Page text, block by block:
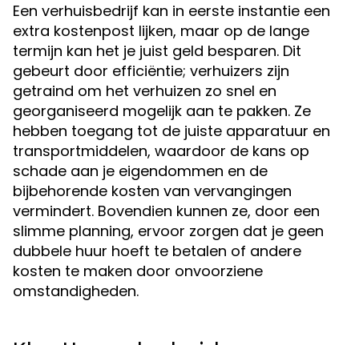
Een verhuisbedrijf kan in eerste instantie een
extra kostenpost lijken, maar op de lange
termijn kan het je juist geld besparen. Dit
gebeurt door efficiëntie; verhuizers zijn
getraind om het verhuizen zo snel en
georganiseerd mogelijk aan te pakken. Ze
hebben toegang tot de juiste apparatuur en
transportmiddelen, waardoor de kans op
schade aan je eigendommen en de
bijbehorende kosten van vervangingen
vermindert. Bovendien kunnen ze, door een
slimme planning, ervoor zorgen dat je geen
dubbele huur hoeft te betalen of andere
kosten te maken door onvoorziene
omstandigheden.